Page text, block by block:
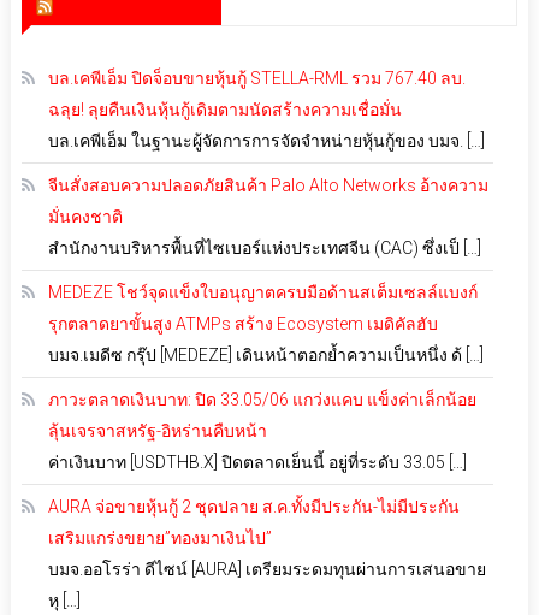
บล.เคพีเอ็ม ปิดจ็อบขายหุ้นกู้ STELLA-RML รวม 767.40 ลบ.
ฉลุย! ลุยคืนเงินหุ้นกู้เดิมตามนัดสร้างความเชื่อมั่น
บล.เคพีเอ็ม ในฐานะผู้จัดการการจัดจำหน่ายหุ้นกู้ของ บมจ. […]
จีนสั่งสอบความปลอดภัยสินค้า Palo Alto Networks อ้างความ
มั่นคงชาติ
สำนักงานบริหารพื้นที่ไซเบอร์แห่งประเทศจีน (CAC) ซึ่งเป็ […]
MEDEZE โชว์จุดแข็งใบอนุญาตครบมือด้านสเต็มเซลล์แบงก์
รุกตลาดยาขั้นสูง ATMPs สร้าง Ecosystem เมดิคัลฮับ
บมจ.เมดีซ กรุ๊ป [MEDEZE] เดินหน้าตอกย้ำความเป็นหนึ่ง ด้ […]
ภาวะตลาดเงินบาท: ปิด 33.05/06 แกว่งแคบ แข็งค่าเล็กน้อย
ลุ้นเจรจาสหรัฐ-อิหร่านคืบหน้า
ค่าเงินบาท [USDTHB.X] ปิดตลาดเย็นนี้ อยู่ที่ระดับ 33.05 […]
AURA จ่อขายหุ้นกู้ 2 ชุดปลาย ส.ค.ทั้งมีประกัน-ไม่มีประกัน
เสริมแกร่งขยาย”ทองมาเงินไป”
บมจ.ออโรร่า ดีไซน์ [AURA] เตรียมระดมทุนผ่านการเสนอขาย
หุ […]